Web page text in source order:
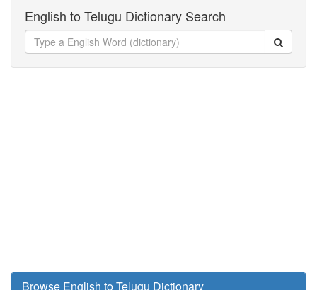
English to Telugu Dictionary Search
Browse English to Telugu Dictionary